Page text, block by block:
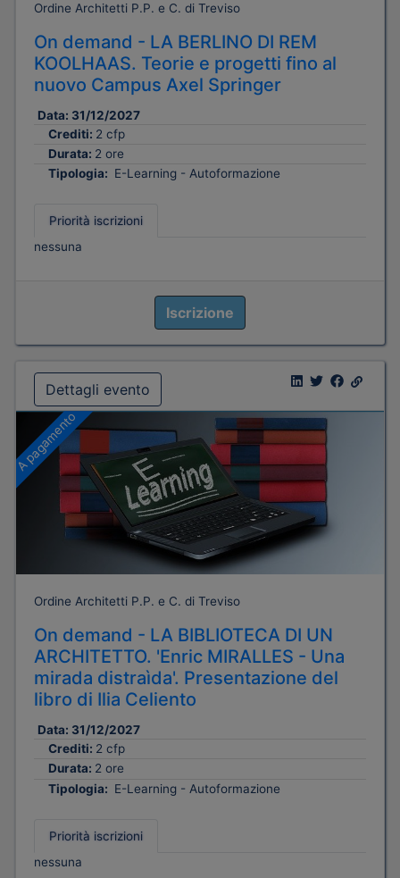
Ordine Architetti P.P. e C. di Treviso
On demand - LA BERLINO DI REM
KOOLHAAS. Teorie e progetti fino al
nuovo Campus Axel Springer
Data: 31/12/2027
Crediti: 2 cfp
Durata: 2 ore
Tipologia: E-Learning - Autoformazione
Priorità iscrizioni
nessuna
Iscrizione
Dettagli evento
A pagamento
Ordine Architetti P.P. e C. di Treviso
On demand - LA BIBLIOTECA DI UN
ARCHITETTO. 'Enric MIRALLES - Una
mirada distraìda'. Presentazione del
libro di Ilia Celiento
Data: 31/12/2027
Crediti: 2 cfp
Durata: 2 ore
Tipologia: E-Learning - Autoformazione
Priorità iscrizioni
nessuna